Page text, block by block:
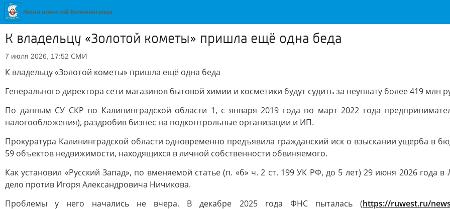
К владельцу «Золотой кометы» пришла ещё одна беда
7 июля 2026, 17:52 СМИ
К владельцу «Золотой кометы» пришла ещё одна беда
Генерального директора сети магазинов бытовой химии и косметики будут судить за неуплату более 419 млн
По данным СУ СКР по Калининградской области 1, с января 2019 года по март 2022 года
налогообложения), раздробив бизнес на подконтрольные организации и ИП.
Прокуратура Калининградской области одновременно предъявила гражданский иск о взыскании ущерба в
59 объектов недвижимости, находящихся в личной собственности обвиняемого.
Как установил «Русский Запад», по вменяемой статье (п. «б» ч. 2 ст. 199 УК РФ, до 5 лет) 29 июня 2026 года
дело против Игоря Александровича Ничикова.
Проблемы у него начались не вчера. В декабре 2025 года ФНС пыталась (https://ruwest.ru/